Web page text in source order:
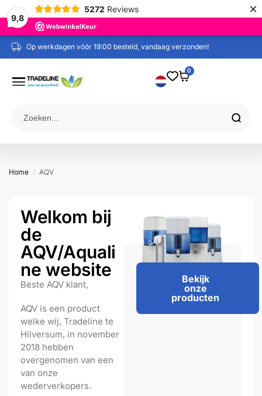
9,8
5272 Reviews ×
Op werkdagen vóór 19:00 besteld, vandaag verzonden!
0
Home / AQV
Welkom bij
de
AQV/Aquali
ne website
Beste AQV klant,
AQV is een product
welke wij, Tradeline te
Hilversum, in november
2018 hebben
overgenomen van een
van onze
wederverkopers.
Bekijk
onze
producten